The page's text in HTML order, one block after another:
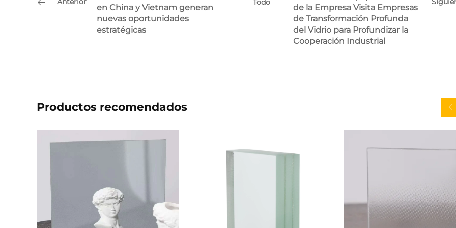
en China y Vietnam generan
nuevas oportunidades
estratégicas
de la Empresa Visita Empresas
de Transformación Profunda
del Vidrio para Profundizar la
Cooperación Industrial
Productos recomendados